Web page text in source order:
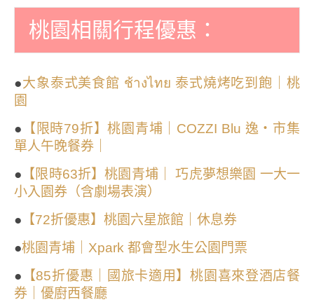
桃園相關行程優惠：
●大象泰式美食館 ช้างไทย 泰式燒烤吃到飽｜桃
園
● 【限時79折】桃園青埔｜COZZI Blu 逸・市集
單人午晚餐券｜
● 【限時63折】桃園青埔｜ 巧虎夢想樂園 一大一
小入園券（含劇場表演）
● 【72折優惠】桃園六星旅館｜休息券
●桃園青埔｜Xpark 都會型水生公園門票
● 【85折優惠｜國旅卡適用】桃園喜來登酒店餐
券｜優廚西餐廳